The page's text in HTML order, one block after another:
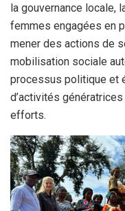
la gouvernance locale,
femmes engagées en
mener des actions de
mobilisation sociale
processus politique et
d’activités
efforts.